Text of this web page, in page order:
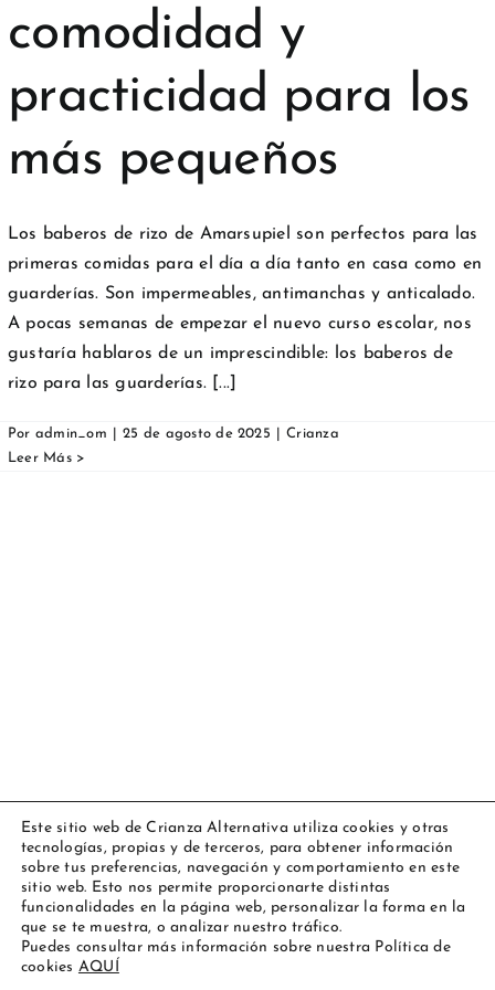
comodidad y
practicidad para los
más pequeños
Los baberos de rizo de Amarsupiel son perfectos para las
primeras comidas para el día a día tanto en casa como en
guarderías. Son impermeables, antimanchas y anticalado.
A pocas semanas de empezar el nuevo curso escolar, nos
gustaría hablaros de un imprescindible: los baberos de
rizo para las guarderías. [...]
Por admin_om 25 de agosto de 2025 Crianza
Copyright 2023 Amarsupiel | Aviso legal
Todos los derechos reservados
FacebookInstagramYouTubePersonalizado
Este sitio web de Crianza Alternativa utiliza cookies y otras
tecnologías, propias y de terceros, para obtener información
sobre tus preferencias, navegación y comportamiento en este
sitio web. Esto nos permite proporcionarte distintas
funcionalidades en la página web, personalizar la forma en la
que se te muestra, o analizar nuestro tráfico.
Puedes consultar más información sobre nuestra Política de
cookies AQUÍ